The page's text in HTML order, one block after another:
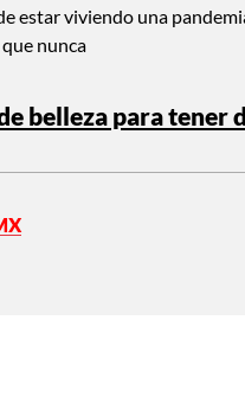
estar viviendo una
nunca
belleza para tener